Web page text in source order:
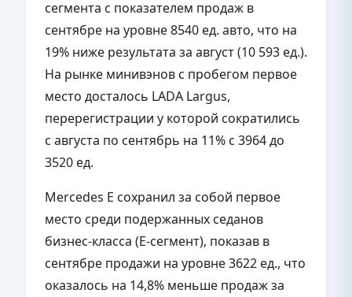
сегмента с показателем продаж в
сентябре на уровне 8540 ед. авто, что на
19% ниже результата за август (10 593 ед.).
На рынке минивэнов с пробегом первое
место досталось LADA Largus,
перерегистрации у которой сократились
с августа по сентябрь на 11% с 3964 до
3520 ед.
Mercedes E сохранил за собой первое
место среди подержанных седанов
бизнес-класса (Е-сегмент), показав в
сентябре продажи на уровне 3622 ед., что
оказалось на 14,8% меньше продаж за